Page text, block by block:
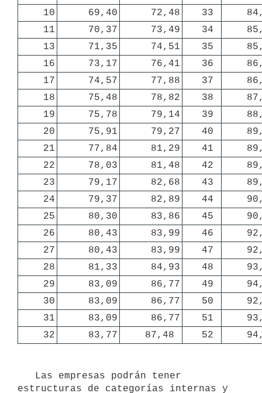
10
69,40 72,48 33
11
70,37 73,49 34
13
71,35 74,51 35
16
73,17 76,41 36
17
74,57 77,88 37
18
75,48 78,82 38
19
75,78 79,14 39
20
75,91 79,27 40
21
77,84 81,29 41
22
78,03 81,48 42
23
79,17 82,68 43
24
79,37 82,89 44
25
80,30 83,86 45
26
80,43 83,99 46
27
80,43 83,99 47
28
81,33 84,93 48
29
83,09 86,77 49
30
83,09 86,77 50
31
83,09 86,77 51
32
83,77 87,48 52